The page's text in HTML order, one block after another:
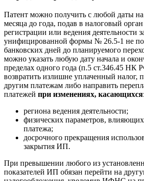
Патент можно получить с любой даты
месяца до года, подав в налоговый
регистрации или ведения деятельности
унифицированной формы № 26.5-1 не
банковских дней до планируемого
можно указать любую дату начала и
пределах одного года (п.5 ст.346.45 НК
возвратить излишне уплаченный налог,
другим платежам либо направить
платежей при изменениях, касающихся:
региона ведения деятельности;
физических параметров,
платежа;
досрочного прекращения
закрытия ИП.
При превышении любого из
показателей ИП обязан перейти на